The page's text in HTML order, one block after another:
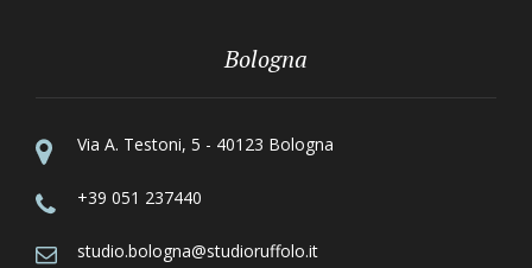
Bologna
Via A. Testoni, 5 - 40123 Bologna
+39 051 237440
studio.bologna@studioruffolo.it